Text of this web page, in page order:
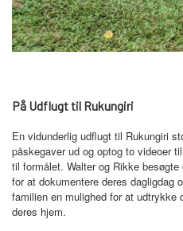
På Udflugt til Rukungiri
En vidunderlig udflugt til Rukungiri
påskegaver ud og optog to videoer
til formålet. Walter og Rikke
for at dokumentere deres dagligdag
familien en mulighed for at udtrykke
deres hjem.